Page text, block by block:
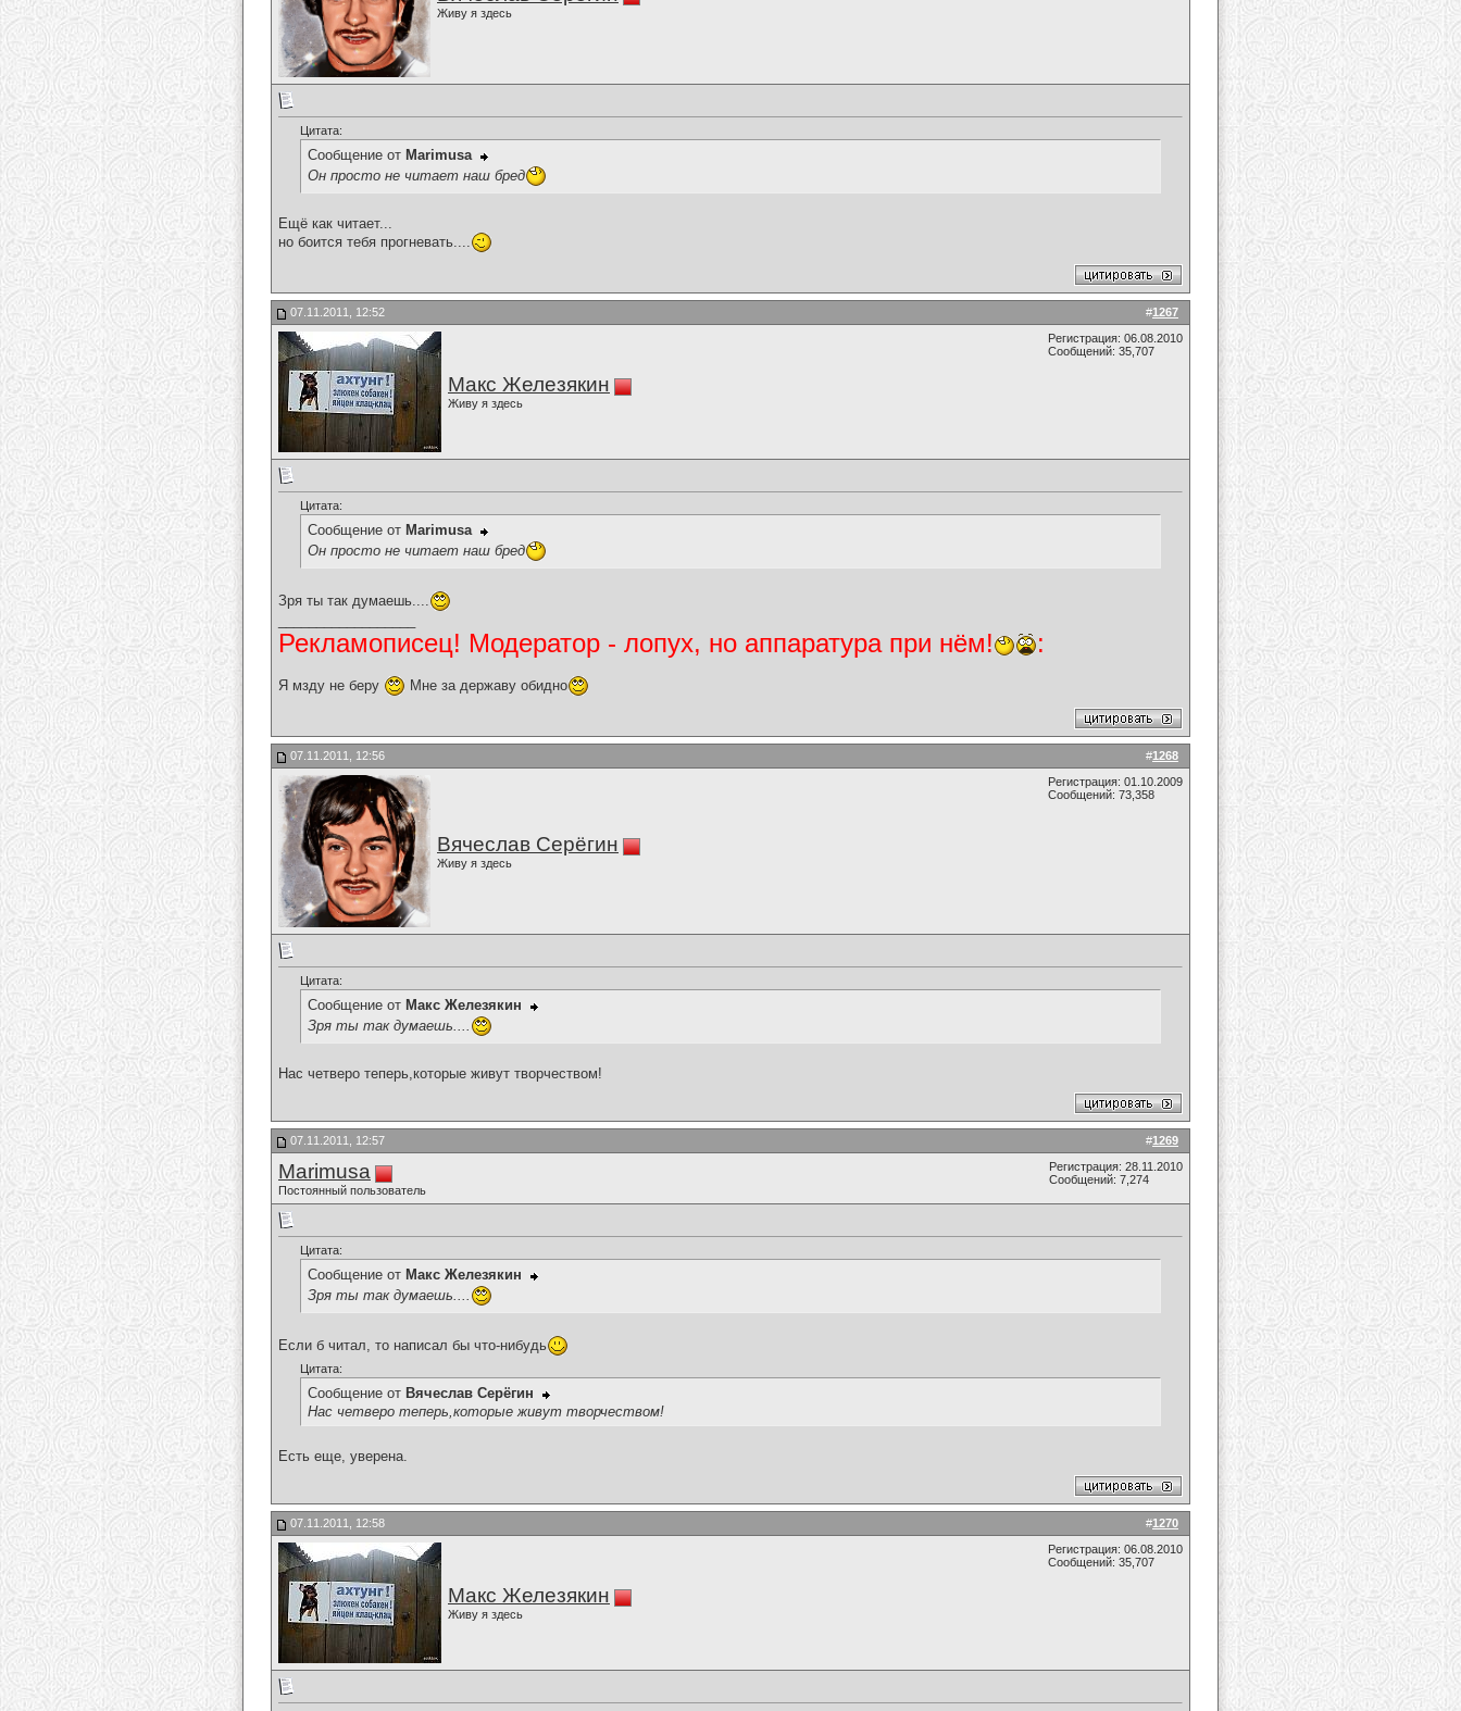
Живу я здесь
Цитата:
Сообщение от Marimusa
Он просто не читает наш бред
Ещё как читает...
но боится тебя прогневать....
#1267
07.11.2011, 12:52
Макс Железякин
Живу я здесь
Регистрация: 06.08.2010
Сообщений: 35,707
Цитата:
Сообщение от Marimusa
Он просто не читает наш бред
Зря ты так думаешь....
Рекламописец! Модератор - лопух, но аппаратура при нём! :
Я мзду не беру Мне за державу обидно
#1268
07.11.2011, 12:56
Вячеслав Серёгин
Живу я здесь
Регистрация: 01.10.2009
Сообщений: 73,358
Цитата:
Сообщение от Макс Железякин
Зря ты так думаешь....
Нас четверо теперь,которые живут творчеством!
#1269
07.11.2011, 12:57
Marimusa
Постоянный пользователь
Регистрация: 28.11.2010
Сообщений: 7,274
Цитата:
Сообщение от Макс Железякин
Зря ты так думаешь....
Если б читал, то написал бы что-нибудь
Цитата:
Сообщение от Вячеслав Серёгин
Нас четверо теперь,которые живут творчеством!
Есть еще, уверена.
#1270
07.11.2011, 12:58
Макс Железякин
Живу я здесь
Регистрация: 06.08.2010
Сообщений: 35,707